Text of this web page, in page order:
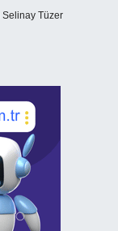
Selinay Tüzer